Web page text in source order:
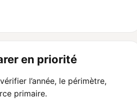
en priorité
l’année, le périmètre,
primaire.